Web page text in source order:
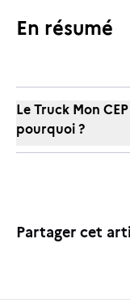
En résumé
Le Truck Mon CEP : où ? quand ? pour qui ?
pourquoi ?
Partager cet